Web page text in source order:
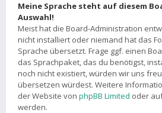
Meine Sprache steht auf diesem
Auswahl!
Meist hat die Board-Administration
nicht installiert oder niemand hat das
Sprache übersetzt. Frage ggf. einen
das Sprachpaket, das du benötigst,
noch nicht existiert, würden wir uns
übersetzen würdest. Weitere
der Website von phpBB Limited oder
werden.